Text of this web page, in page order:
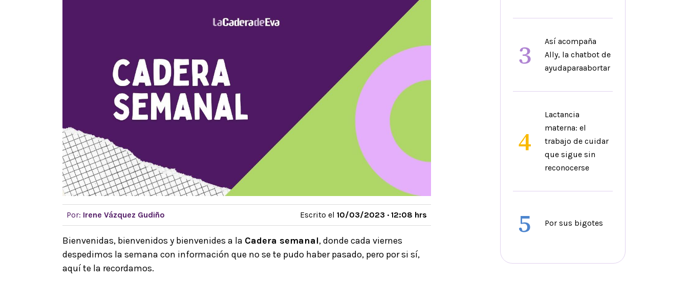
Por: Irene Vázquez Gudiño Escrito el 10/03/2023 · 12:08 hrs
Bienvenidas, bienvenidos y bienvenides a la Cadera semanal, donde cada viernes
despedimos la semana con información que no se te pudo haber pasado, pero por si sí,
aquí te la recordamos.
3
Así acompaña
Ally, la chatbot de
ayudaparaabortar
4
Lactancia
materna: el
trabajo de cuidar
que sigue sin
reconocerse
5 Por sus bigotes